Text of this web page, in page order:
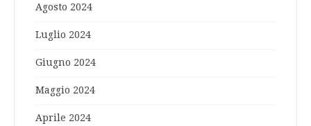
Agosto 2024
Luglio 2024
Giugno 2024
Maggio 2024
Aprile 2024